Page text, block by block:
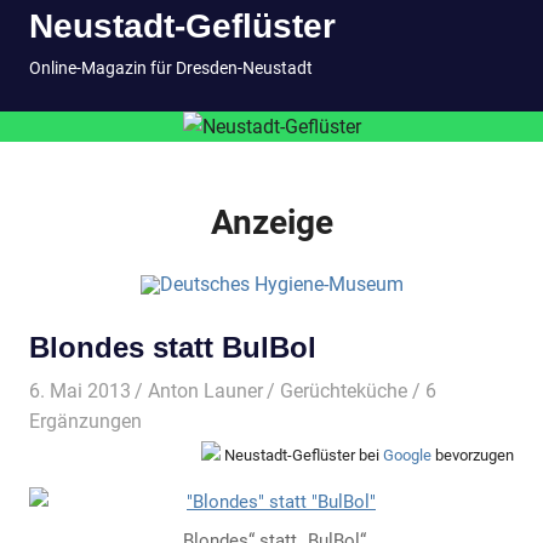
InhaltNeustadt-Geflüster
Online-Magazin für Dresden-Neustadt
Anzeige
Blondes statt BulBol
6. Mai 2013 Anton Launer Gerüchteküche / 6
Ergänzungen
Neustadt-Geflüster bei Google bevorzugen